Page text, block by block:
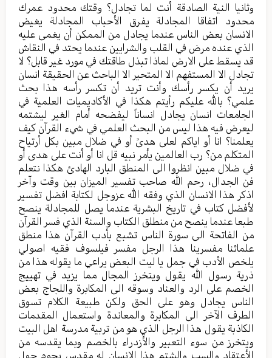
وثانيا النية الصادقة أنت لما تجادل؟ وقتك محدود عمرك
محدود اتفاقا المجادلة يفرق الأحباب المجادلة يغيض
الانسان بعض الناس عندما يجادل من الممكن أن يغمى عليه
الذي عنده مرض في القلب والشرايين عندما يحتد في النقاش
قد يسقط على الارض لماذا تبذل طاقتك في مورد غير قابل؟ لا
تجادل الا المستفهم الا المتحير الا الباحث عن الحقيقة انسان
يريد أن يكسر رأسك وأنت تريد أن تكسر رأسه هذا بحث
علمي؟ بالله عليكم رأيتم هكذا في الأكاديميات العلمية في
الجامعات انسان يجادل انساناً ليفضحه أمام الغير ليشتمه
ليعرض فيه هذا ليس من البحث العلمي في شيء القرآن كيف
يعلمنا؟ انا أو اياكم لعلى هدىً أو في ضلال مبين بكل أرتياح
المتكلم من؟ رب العالمين يأمر نبيه قل انا أو أنت على هدى أو
في ضلال مبين انظروا الى المنطق البارد الهادئ هكذا نتعلم
فن الجدال، رحم الله صاحب تفسير الميزان بين وقت وآخر
اذكر هذا الانسان الذي وفقه الله عزوجل لكتابة افضل تفسير
لأفضل كتاب في تاريخ البشرية عندما يصل للمجادلة ينصح
طبعا عندما ينصح من منطلق الكتاب والسنة الذي فسر القرآن
من الفاتحة الى سورة الناس تشبع بأدب القرآن هذا منطق
علمائنا مفسرينا هذا الرجل مفسر فيلسوف فقيه اصولي
يلخص الأدب في جمل يا ليت البعض يراعي ما يقوله هذا من
ذرية رسول الله يقول ويتخرز المجال مما يزيد في تهييج
الخصم على الرد والعناد وسوقه الى المكابرة واللجاج بعض
الناس يجادل وهو على الحق ولكن طبيعة الكلام تسوق
الطرف الآخر الى المكابرة والمعاندة واستعمال المقدمات
الكاذبة يقول هذا الرجل الذي هو من تربية مدرسة اهل البيت
ويتخرز من سوء التعبير والأزدراء بالخصم وبما يقدسه من
الأعتقاد والسب والشتم هذا الانسان له مقدس يحوم حول